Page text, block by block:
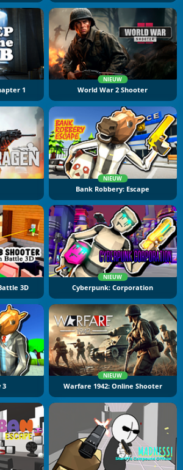
1
NIEUW
World War 2 Shooter
NIEUW
Bank Robbery: Escape
3D
NIEUW
Cyberpunk: Corporation
3
NIEUW
Warfare 1942: Online Shooter